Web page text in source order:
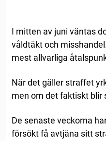
I mitten av juni väntas
våldtäkt och
mest allvarliga
När det gäller straffet
men om det faktiskt blir
De senaste veckorna
försökt få avtjäna sitt